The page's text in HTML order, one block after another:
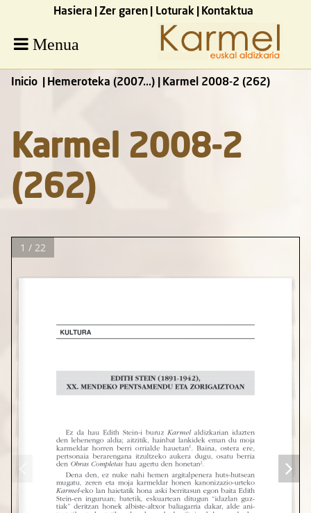
Hasiera Zer garen Loturak Kontaktua
Menua
Inicio Hemeroteka (2007...) Karmel 2008-2 (262)
Karmel 2008-2
(262)
1 / 22